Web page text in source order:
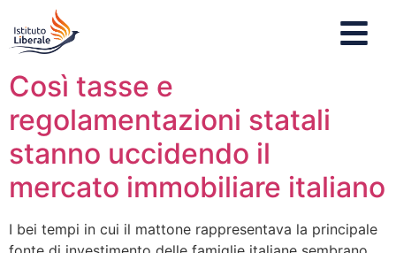
Così tasse e
regolamentazioni statali
stanno uccidendo il
mercato immobiliare italiano
I bei tempi in cui il mattone rappresentava la principale